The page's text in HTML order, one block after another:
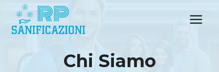
contenuto
Chi Siamo